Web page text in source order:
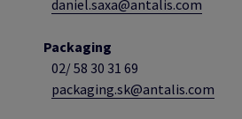
daniel.saxa@antalis.com
Packaging
02/58 30 31 69
packaging.sk@antalis.com